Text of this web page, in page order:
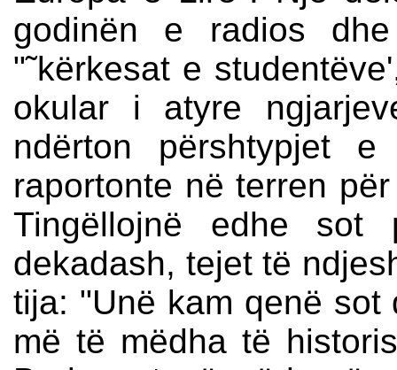
godinën e radios
"˜kërkesat e
okular i atyre
ndërton përshtypjet
raportonte në terren
Tingëllojnë edhe sot
dekadash, tejet të
tija: "Unë kam qenë
më të mëdha të